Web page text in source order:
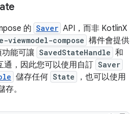
的 Saver API，而非 KotlinX
compose 構件會提供
能可讓 SavedStateHandle 和
通，因此您可以使用自訂 Saver
儲存任何 State ，也可以使用
存。